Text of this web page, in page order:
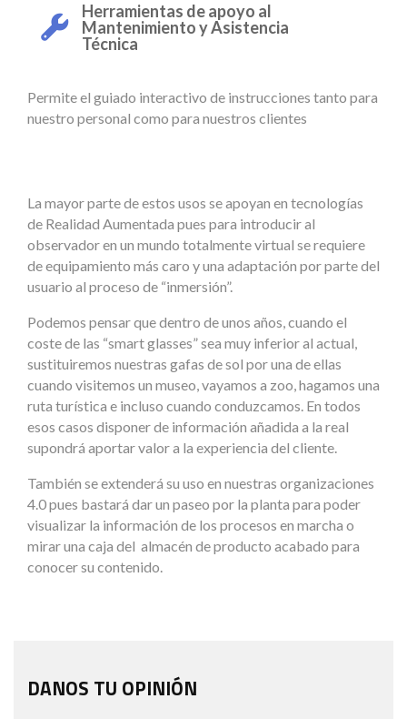
Herramientas de apoyo al
Mantenimiento y Asistencia
Técnica
Permite el guiado interactivo de instrucciones tanto para
nuestro personal como para nuestros clientes
La mayor parte de estos usos se apoyan en tecnologías
de Realidad Aumentada pues para introducir al
observador en un mundo totalmente virtual se requiere
de equipamiento más caro y una adaptación por parte del
usuario al proceso de “inmersión”.
Podemos pensar que dentro de unos años, cuando el
coste de las “smart glasses” sea muy inferior al actual,
sustituiremos nuestras gafas de sol por una de ellas
cuando visitemos un museo, vayamos a zoo, hagamos una
ruta turística e incluso cuando conduzcamos. En todos
esos casos disponer de información añadida a la real
supondrá aportar valor a la experiencia del cliente.
También se extenderá su uso en nuestras organizaciones
4.0 pues bastará dar un paseo por la planta para poder
visualizar la información de los procesos en marcha o
mirar una caja del almacén de producto acabado para
conocer su contenido.
DANOS TU OPINIÓN